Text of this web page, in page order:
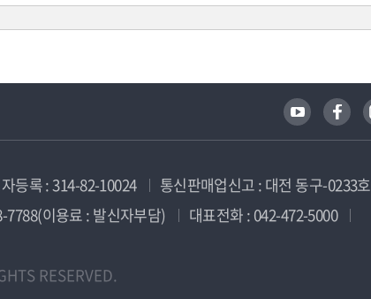
등록 : 314-82-10024
통신판매업신고 : 대전 동구-0233호
7788(이용료 : 발신자부담)
대표전화 : 042-472-5000
RESERVED.